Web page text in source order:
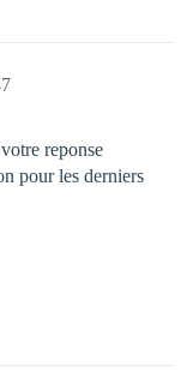
reponse
pour les derniers